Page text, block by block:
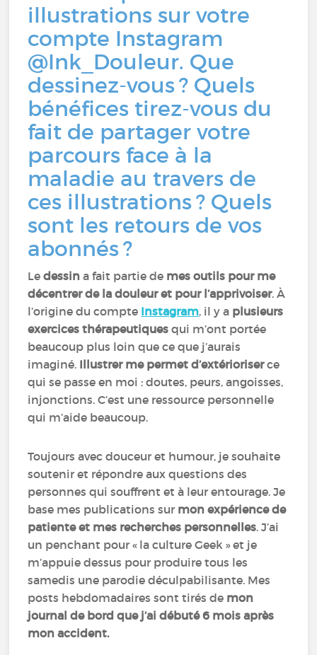
illustrations sur votre
compte Instagram
@Ink_Douleur. Que
dessinez-vous ? Quels
bénéfices tirez-vous du
fait de partager votre
parcours face à la
maladie au travers de
ces illustrations ? Quels
sont les retours de vos
abonnés ?
Ledessina fait partie de mes outils pour me
décentrer de la douleur et pour l’apprivoiser. À
l’origine du compte Instagram, il y a plusieurs
exercices thérapeutiques qui m’ont portée
beaucoup plus loin que ce que j’aurais
imaginé. Illustrer me permet d’extérioriserce
qui se passe en moi : doutes, peurs, angoisses,
injonctions. C’est une ressource personnelle
qui m’aide beaucoup.
Toujours avec douceur et humour, je souhaite
soutenir et répondre aux questions des
personnes qui souffrent et à leur entourage. Je
base mes publications sur mon expérience de
patiente et mes recherches personnelles. J’ai
un penchant pour « la culture Geek » et je
m’appuie dessus pour produire tous les
samedis une parodie déculpabilisante. Mes
posts hebdomadaires sont tirés de mon
journal de bord que j’ai débuté 6 mois après
mon accident.